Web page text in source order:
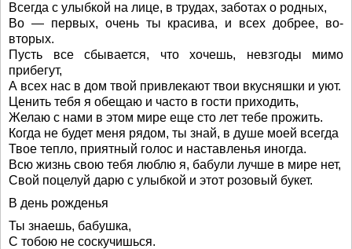
Всегда с улыбкой на лице, в трудах, заботах о родных,
Во — первых, очень ты красива, и всех добрее, во-
вторых.
Пусть все сбывается, что хочешь, невзгоды мимо
прибегут,
А всех нас в дом твой привлекают твои вкусняшки и уют.
Ценить тебя я обещаю и часто в гости приходить,
Желаю с нами в этом мире еще сто лет тебе прожить.
Когда не будет меня рядом, ты знай, в душе моей всегда
Твое тепло, приятный голос и наставленья иногда.
Всю жизнь свою тебя люблю я, бабули лучше в мире нет,
Свой поцелуй дарю с улыбкой и этот розовый букет.
В день рожденья
Ты знаешь, бабушка,
С тобою не соскучишься.